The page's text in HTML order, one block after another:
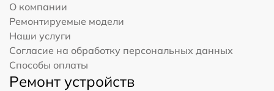
О компании
Ремонтируемые модели
Наши услуги
Согласие на обработку персональных данных
Способы оплаты
Ремонт устройств